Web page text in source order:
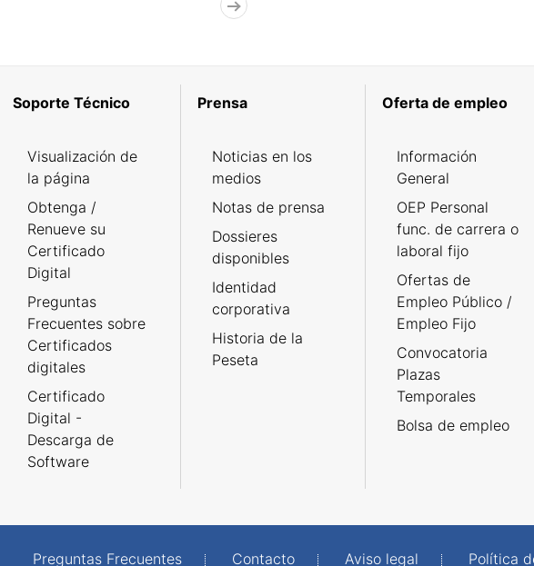
Soporte Técnico
Visualización de
la página
Obtenga /
Renueve su
Certificado
Digital
Preguntas
Frecuentes sobre
Certificados
digitales
Certificado
Digital -
Descarga de
Software
Prensa
Noticias en los
medios
Notas de prensa
Dossieres
disponibles
Identidad
corporativa
Historia de la
Peseta
Oferta de empleo
Información
General
OEP Personal
func. de carrera o
laboral fijo
Ofertas de
Empleo Público /
Empleo Fijo
Convocatoria
Plazas
Temporales
Bolsa de empleo
Preguntas Frecuentes Contacto Aviso legal Política